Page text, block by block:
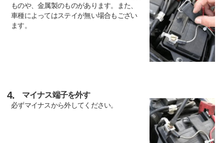
ものや、金属製のものがあります。また、
車種によってはステイが無い場合もござい
ます。
4. マイナス端子を外す
必ずマイナスから外してください。